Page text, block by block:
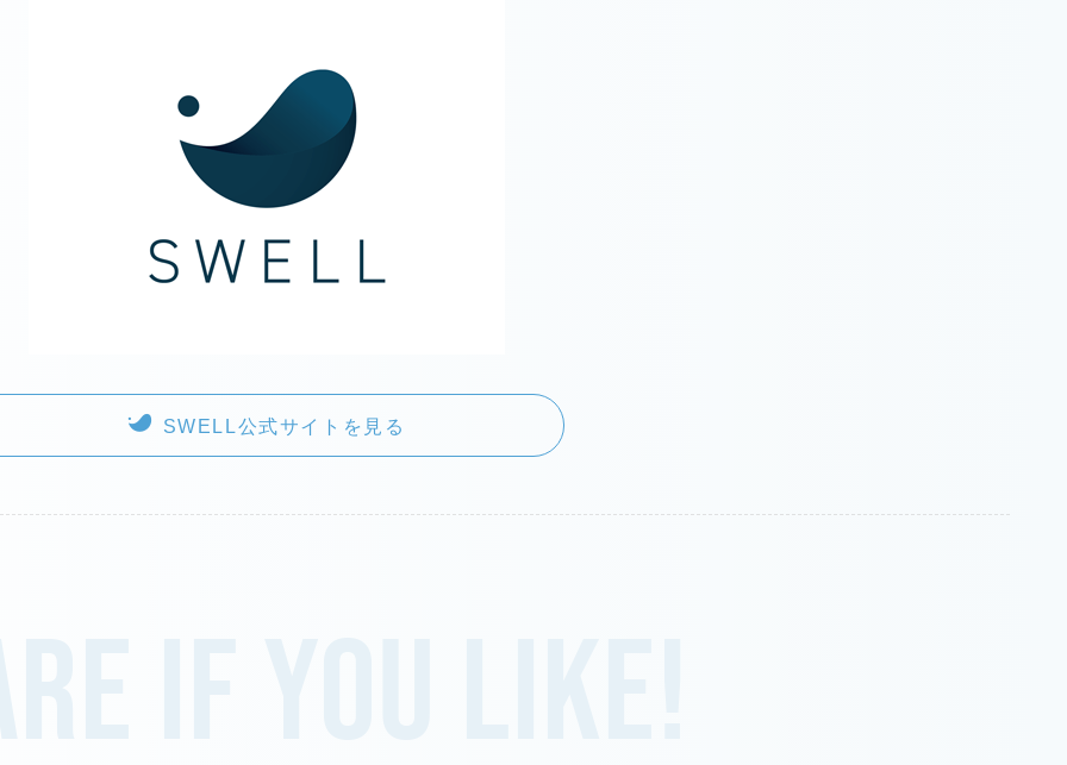
SWELL公式サイトを見る